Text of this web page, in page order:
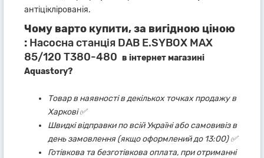
антіціклірованія.
Чому варто купити, за вигідною ціною
: Насосна станція DAB E.SYBOX MAX
85/120 T380-480 в інтернет магазині
Aquastory?
Товар в наявності в декількох точках продажу в
Харкові ✅
Швидкі відправки по всій Україні або самовивіз в
день замовлення (якщо оформлений до 13:00) ✅
Готівкова та безготівкова оплата, при отриманні